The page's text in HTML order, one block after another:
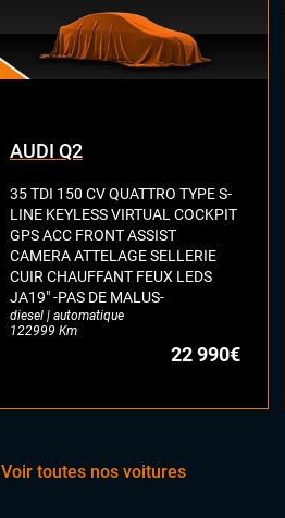
AUDI Q2
35 TDI 150 CV QUATTRO TYPE S-
LINE KEYLESS VIRTUAL COCKPIT
GPS ACC FRONT ASSIST
CAMERA ATTELAGE SELLERIE
CUIR CHAUFFANT FEUX LEDS
JA19" -PAS DE MALUS-
diesel | automatique
122999 Km
22 990€
Voir toutes nos voitures